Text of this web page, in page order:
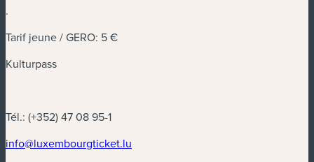
.
Tarif jeune / GERO: 5 €
Kulturpass
Tél.: (+352) 47 08 95-1
info@luxembourgticket.lu